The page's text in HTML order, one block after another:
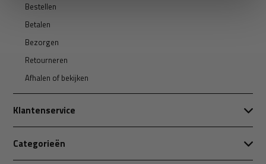
Bestellen
Betalen
Bezorgen
Retourneren
Afhalen of bekijken
Klantenservice
Categorieën